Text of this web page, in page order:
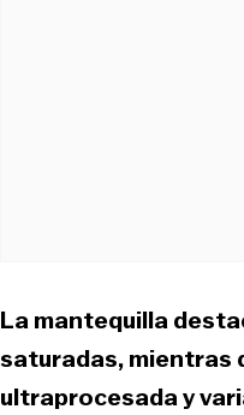
La mantequilla
saturadas, mientras
ultraprocesada y